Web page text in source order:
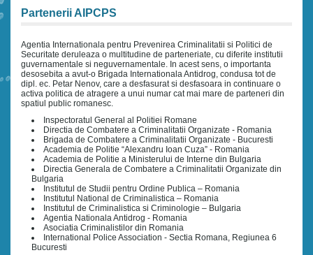
Partenerii AIPCPS
Agentia Internationala pentru Prevenirea Criminalitatii si Politici de
Securitate deruleaza o multitudine de parteneriate, cu diferite institutii
guvernamentale si neguvernamentale. In acest sens, o importanta
desosebita a avut-o Brigada Internationala Antidrog, condusa tot de
dipl. ec. Petar Nenov, care a desfasurat si desfasoara in continuare o
activa politica de atragere a unui numar cat mai mare de parteneri din
spatiul public romanesc.
Inspectoratul General al Politiei Romane
Directia de Combatere a Criminalitatii Organizate - Romania
Brigada de Combatere a Criminalitatii Organizate - Bucuresti
Academia de Politie “Alexandru Ioan Cuza” - Romania
Academia de Politie a Ministerului de Interne din Bulgaria
Directia Generala de Combatere a Criminalitatii Organizate din
Bulgaria
Institutul de Studii pentru Ordine Publica – Romania
Institutul National de Criminalistica – Romania
Institutul de Criminalistica si Criminologie – Bulgaria
Agentia Nationala Antidrog - Romania
Asociatia Criminalistilor din Romania
International Police Association - Sectia Romana, Regiunea 6
Bucuresti